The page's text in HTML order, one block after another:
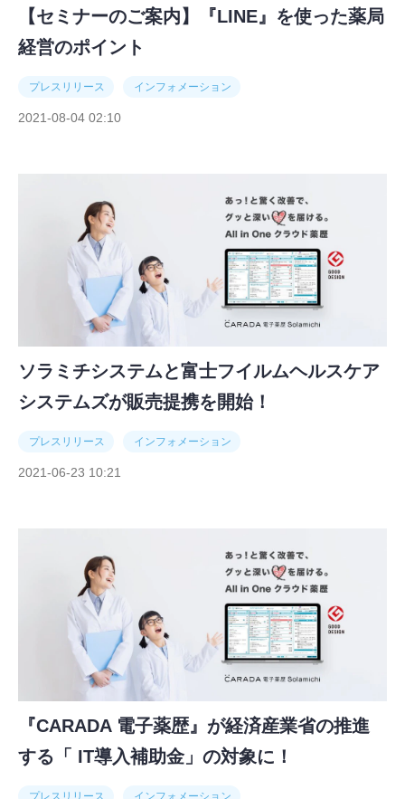
【セミナーのご案内】『LINE』を使った薬局
経営のポイント
プレスリリース インフォメーション
2021-08-04 02:10
ソラミチシステムと富士フイルムヘルスケア
システムズが販売提携を開始！
プレスリリース インフォメーション
2021-06-23 10:21
『CARADA 電子薬歴』が経済産業省の推進
する「 IT導入補助金」の対象に！
プレスリリース インフォメーション